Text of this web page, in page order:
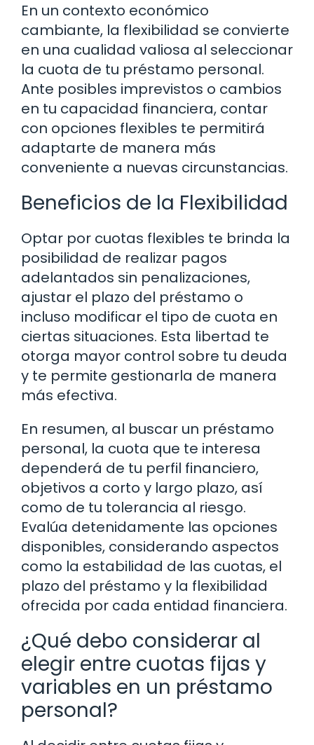
En un contexto económico
cambiante, la flexibilidad se convierte
en una cualidad valiosa al seleccionar
la cuota de tu préstamo personal.
Ante posibles imprevistos o cambios
en tu capacidad financiera, contar
con opciones flexibles te permitirá
adaptarte de manera más
conveniente a nuevas circunstancias.
Beneficios de la Flexibilidad
Optar por cuotas flexibles te brinda la
posibilidad de realizar pagos
adelantados sin penalizaciones,
ajustar el plazo del préstamo o
incluso modificar el tipo de cuota en
ciertas situaciones. Esta libertad te
otorga mayor control sobre tu deuda
y te permite gestionarla de manera
más efectiva.
En resumen, al buscar un préstamo
personal, la cuota que te interesa
dependerá de tu perfil financiero,
objetivos a corto y largo plazo, así
como de tu tolerancia al riesgo.
Evalúa detenidamente las opciones
disponibles, considerando aspectos
como la estabilidad de las cuotas, el
plazo del préstamo y la flexibilidad
ofrecida por cada entidad financiera.
¿Qué debo considerar al
elegir entre cuotas fijas y
variables en un préstamo
personal?